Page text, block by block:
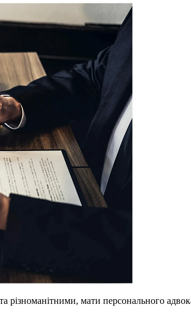
різноманітними, мати персонального